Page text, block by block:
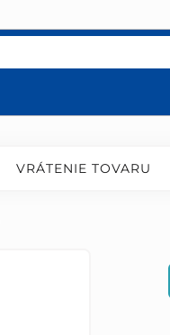
VRÁTENIE TOVARU